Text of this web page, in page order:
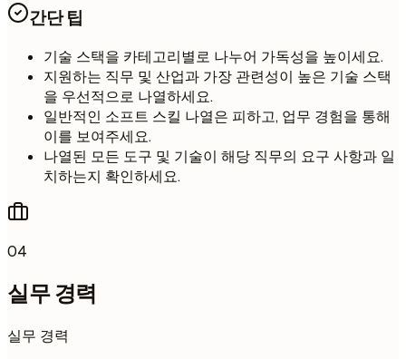
간단 팁
기술 스택을 카테고리별로 나누어 가독성을 높이세요.
지원하는 직무 및 산업과 가장 관련성이 높은 기술 스택
을 우선적으로 나열하세요.
일반적인 소프트 스킬 나열은 피하고, 업무 경험을 통해
이를 보여주세요.
나열된 모든 도구 및 기술이 해당 직무의 요구 사항과 일
치하는지 확인하세요.
04
실무 경력
실무 경력